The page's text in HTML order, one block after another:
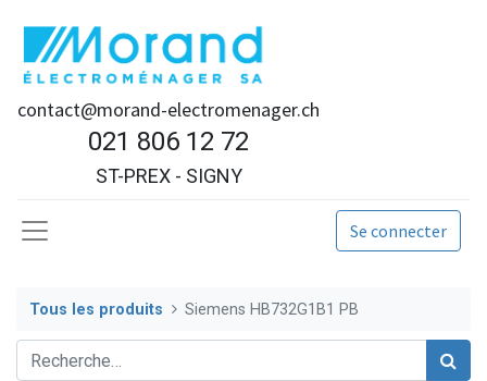
contact@morand-electromenager.ch
021 806 12 72
ST-PREX - SIGNY
Se connecter
Tous les produits Siemens HB732G1B1 PB